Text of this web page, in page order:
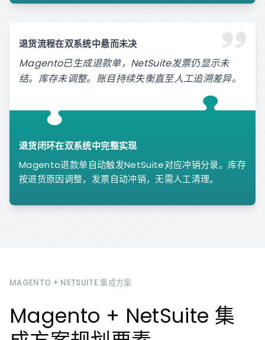
退货流程在双系统中悬而未决
Magento已生成退款单，NetSuite发票仍显示未
结。库存未调整。账目持续失衡直至人工追溯差异。
退货闭环在双系统中完整实现
Magento退款单自动触发NetSuite对应冲销分录。库存
按退货原因调整，发票自动冲销，无需人工清理。
MAGENTO + NETSUITE 集成方案
Magento + NetSuite 集